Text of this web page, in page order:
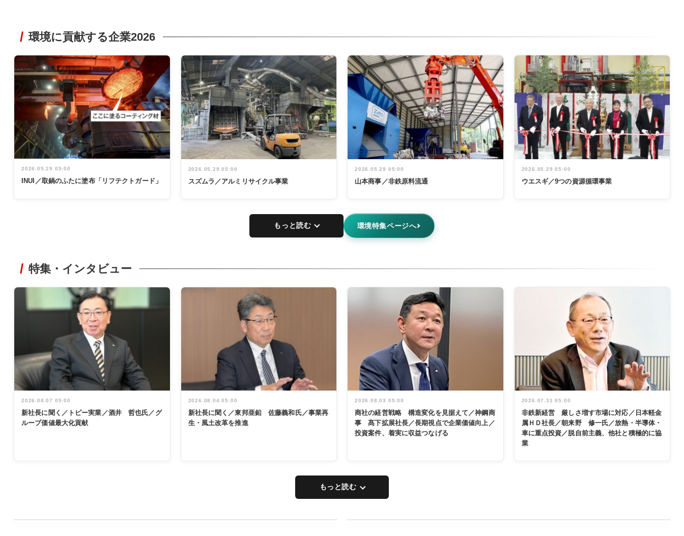
環境に貢献する企業2026
2026.05.29 05:00
INUI／取鍋のふたに塗布「リフテクトガード」
2026.05.29 05:00
スズムラ／アルミリサイクル事業
2026.05.29 05:00
山本商事／非鉄原料流通
2026.05.29 05:00
ウエスギ／9つの資源循環事業
もっと読む 環境特集ページへ
特集・インタビュー
2026.08.07 05:00
新社長に聞く／トピー実業／酒井 哲也氏／グ
ループ価値最大化貢献
2026.08.04 05:00
新社長に聞く／東邦亜鉛 佐藤義和氏／事業再
生・風土改革を推進
2026.08.03 05:00
商社の経営戦略 構造変化を見据えて／神鋼商
事 髙下拡展社長／長期視点で企業価値向上／
投資案件、着実に収益つなげる
2026.07.31 05:00
非鉄新経営 厳しさ増す市場に対応／日本軽金
属ＨＤ社長／朝来野 修一氏／放熱・半導体・
車に重点投資／脱自前主義、他社と積極的に協
業
もっと読む